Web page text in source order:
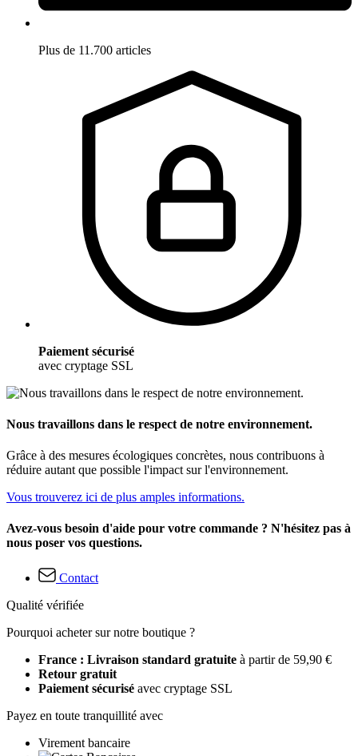
Plus de 11.700 articles
Paiement sécurisé
avec cryptage SSL
Nous travaillons dans le respect de notre environnement.
Grâce à des mesures écologiques concrètes, nous contribuons à
réduire autant que possible l'impact sur l'environnement.
Vous trouverez ici de plus amples informations.
Avez-vous besoin d'aide pour votre commande ? N'hésitez pas à
nous poser vos questions.
Contact
Qualité vérifiée
Pourquoi acheter sur notre boutique ?
France : Livraison standard gratuite à partir de 59,90 €
Retour gratuit
Paiement sécurisé avec cryptage SSL
Payez en toute tranquillité avec
Virement bancaire